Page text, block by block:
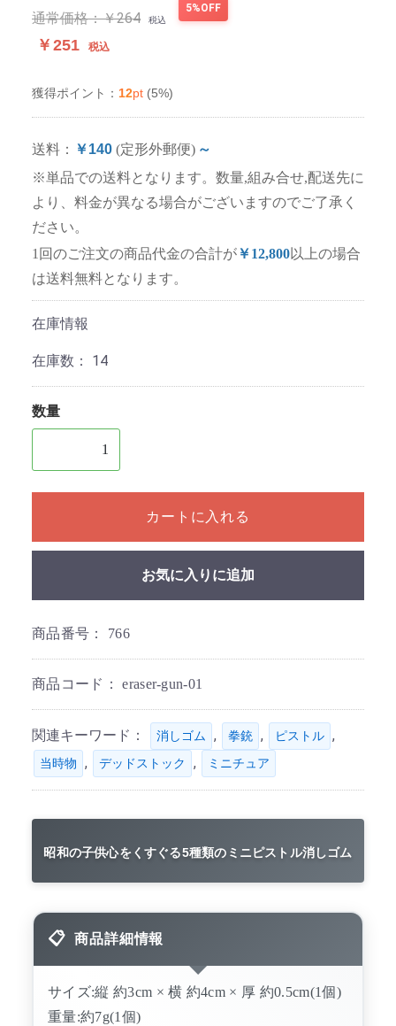
通常価格：￥264 税込
5%OFF
￥251 税込
獲得ポイント： 12pt (5%)
送料： ￥140 (定形外郵便) ～
※単品での送料となります。数量,組み合せ,配送先に
より、料金が異なる場合がございますのでご了承く
ださい。
1回のご注文の商品代金の合計が￥12,800以上の場合
は送料無料となります。
在庫情報
在庫数： 14
数量
1個以上の数量を入力してください
カートに入れる
お気に入りに追加
商品番号： 766
商品コード：eraser-gun-01
関連キーワード： 消しゴム , 拳銃 , ピストル ,
当時物 , デッドストック , ミニチュア
昭和の子供心をくすぐる5種類のミニピストル消しゴム
商品詳細情報
サイズ:縦 約3cm × 横 約4cm × 厚 約0.5cm(1個)
重量:約7g(1個)